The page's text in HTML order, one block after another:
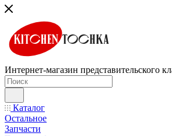
Интернет-магазин представительского
Каталог
Остальное
Запчасти